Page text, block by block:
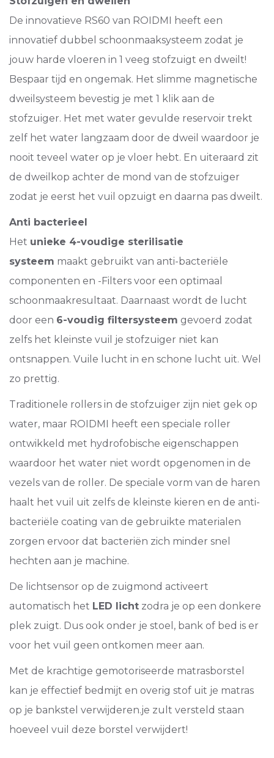
De innovatieve RS60 van ROIDMI heeft een
innovatief dubbel schoonmaaksysteem zodat je
jouw harde vloeren in 1 veeg stofzuigt en dweilt!
Bespaar tijd en ongemak. Het slimme magnetische
dweilsysteem bevestig je met 1 klik aan de
stofzuiger. Het met water gevulde reservoir trekt
zelf het water langzaam door de dweil waardoor je
nooit teveel water op je vloer hebt. En uiteraard zit
de dweilkop achter de mond van de stofzuiger
zodat je eerst het vuil opzuigt en daarna pas dweilt.
Anti bacterieel
Het unieke 4-voudige sterilisatie
systeem maakt gebruikt van anti-bacteriële
componenten en -Filters voor een optimaal
schoonmaakresultaat. Daarnaast wordt de lucht
door een 6-voudig filtersysteem gevoerd zodat
zelfs het kleinste vuil je stofzuiger niet kan
ontsnappen. Vuile lucht in en schone lucht uit. Wel
zo prettig.
Traditionele rollers in de stofzuiger zijn niet gek op
water, maar ROIDMI heeft een speciale roller
ontwikkeld met hydrofobische eigenschappen
waardoor het water niet wordt opgenomen in de
vezels van de roller. De speciale vorm van de haren
haalt het vuil uit zelfs de kleinste kieren en de anti-
bacteriële coating van de gebruikte materialen
zorgen ervoor dat bacteriën zich minder snel
hechten aan je machine.
De lichtsensor op de zuigmond activeert
automatisch het LED licht zodra je op een donkere
plek zuigt. Dus ook onder je stoel, bank of bed is er
voor het vuil geen ontkomen meer aan.
Met de krachtige gemotoriseerde matrasborstel
kan je effectief bedmijt en overig stof uit je matras
op je bankstel verwijderen.je zult versteld staan
hoeveel vuil deze borstel verwijdert!